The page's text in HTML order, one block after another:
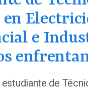
e
estudiante de